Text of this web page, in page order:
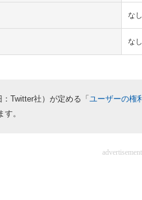
なし
なし
Twitter社）が定める「 ユーザーの権
。
advertisement